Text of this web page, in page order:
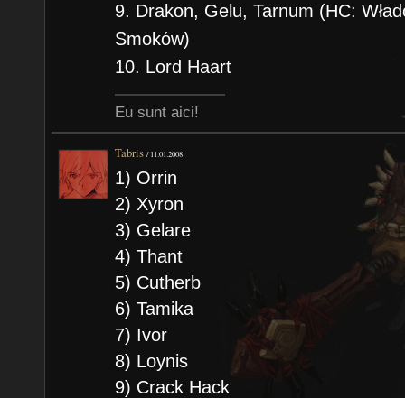
9. Drakon, Gelu, Tarnum (HC:
Smoków)
10. Lord Haart
Eu sunt aici!
Tabris /11.01.2008
1) Orrin
2) Xyron
3) Gelare
4) Thant
5) Cutherb
6) Tamika
7) Ivor
8) Loynis
9) Crack Hack